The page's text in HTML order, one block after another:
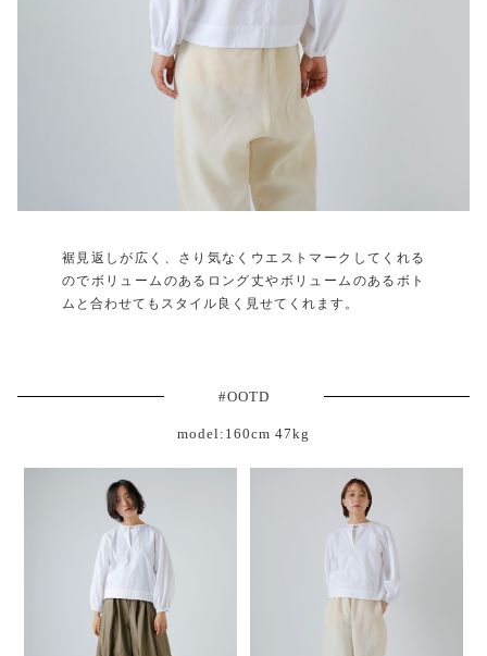
裾見返しが広く、さり気なくウエストマークしてくれる
のでボリュームのあるロング丈やボリュームのあるボト
ムと合わせてもスタイル良く見せてくれます。
#OOTD
model:160cm 47kg